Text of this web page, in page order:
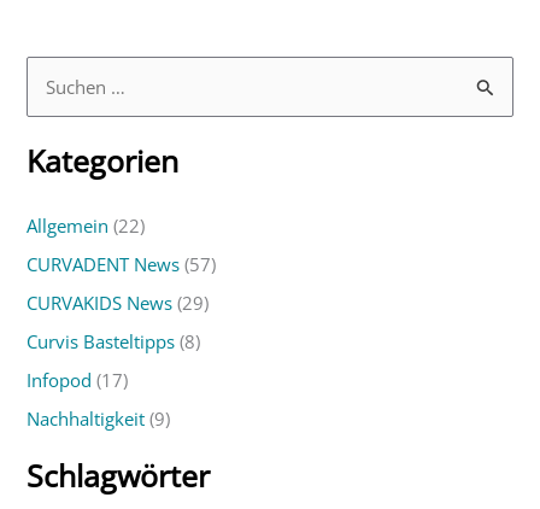
u
c
e
n
n
a
c
Kategorien
Allgemein (22)
CURVADENT News (57)
CURVAKIDS News (29)
Curvis Basteltipps (8)
Infopod (17)
Nachhaltigkeit (9)
Schlagwörter